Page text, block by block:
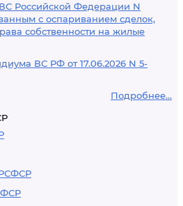
Российской Федерации N
с оспариванием сделок,
собственности на жилые
ВС РФ от 17.06.2026 N 5-
Подробнее...